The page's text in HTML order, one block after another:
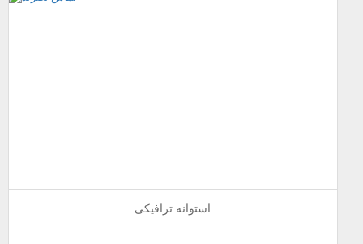
استوانه ترافیکی